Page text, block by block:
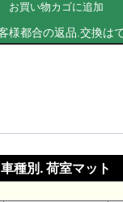
お買い物カゴに追加
車種別. 荷室マット